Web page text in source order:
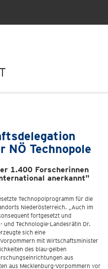
Technopole
1.400 Forscherinnen
anerkannt"
Technopolprogramm für die
Niederösterreich. „Auch im
fortgesetzt und
Technologie-Landesrätin Dr.
sich eine
mit Wirtschaftsminister
des blau-gelben
aus
aus Mecklenburg-Vorpommern vor